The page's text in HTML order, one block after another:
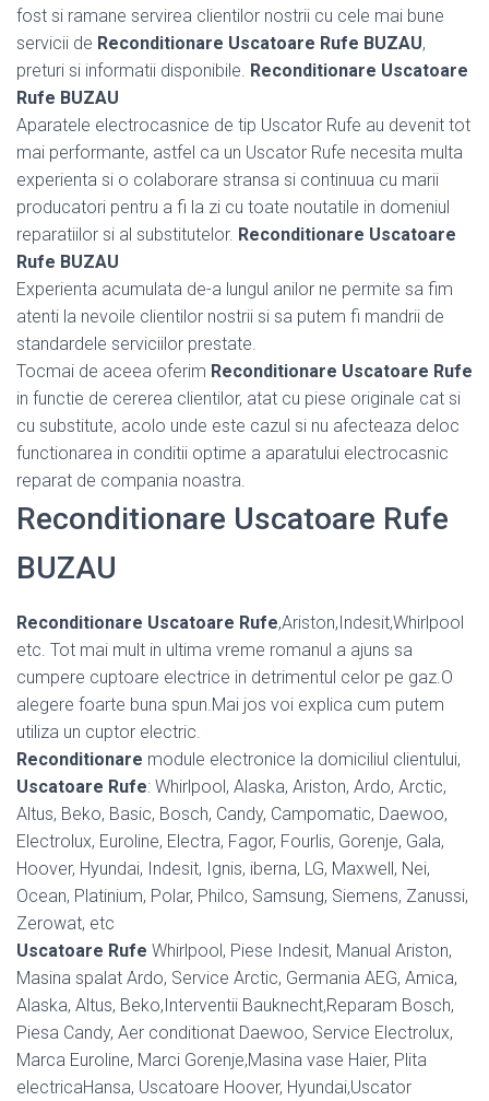
fost si ramane servirea clientilor nostrii cu cele mai bune
servicii de Reconditionare Uscatoare Rufe BUZAU,
preturi si informatii disponibile. Reconditionare Uscatoare
Rufe BUZAU
Aparatele electrocasnice de tip Uscator Rufe au devenit tot
mai performante, astfel ca un Uscator Rufe necesita multa
experienta si o colaborare stransa si continuua cu marii
producatori pentru a fi la zi cu toate noutatile in domeniul
reparatiilor si al substitutelor. Reconditionare Uscatoare
Rufe BUZAU
Experienta acumulata de-a lungul anilor ne permite sa fim
atenti la nevoile clientilor nostrii si sa putem fi mandrii de
standardele serviciilor prestate.
Tocmai de aceea oferim Reconditionare Uscatoare Rufe
in functie de cererea clientilor, atat cu piese originale cat si
cu substitute, acolo unde este cazul si nu afecteaza deloc
functionarea in conditii optime a aparatului electrocasnic
reparat de compania noastra.
Reconditionare Uscatoare Rufe
BUZAU
Reconditionare Uscatoare Rufe,Ariston,Indesit,Whirlpool
etc. Tot mai mult in ultima vreme romanul a ajuns sa
cumpere cuptoare electrice in detrimentul celor pe gaz.O
alegere foarte buna spun.Mai jos voi explica cum putem
utiliza un cuptor electric.
Reconditionare module electronice la domiciliul clientului,
Uscatoare Rufe: Whirlpool, Alaska, Ariston, Ardo, Arctic,
Altus, Beko, Basic, Bosch, Candy, Campomatic, Daewoo,
Electrolux, Euroline, Electra, Fagor, Fourlis, Gorenje, Gala,
Hoover, Hyundai, Indesit, Ignis, iberna, LG, Maxwell, Nei,
Ocean, Platinium, Polar, Philco, Samsung, Siemens, Zanussi,
Zerowat, etc
Uscatoare Rufe Whirlpool, Piese Indesit, Manual Ariston,
Masina spalat Ardo, Service Arctic, Germania AEG, Amica,
Alaska, Altus, Beko,Interventii Bauknecht,Reparam Bosch,
Piesa Candy, Aer conditionat Daewoo, Service Electrolux,
Marca Euroline, Marci Gorenje,Masina vase Haier, Plita
electricaHansa, Uscatoare Hoover, Hyundai,Uscator